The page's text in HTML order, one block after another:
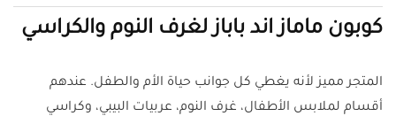
كوبون ماماز اند باباز لغرف النوم والكراسي
المتجر مميز لأنه يغطي كل جوانب حياة الأم والطفل. عندهم
أقسام لملابس الأطفال، غرف النوم، عربيات البيبي، وكراسي